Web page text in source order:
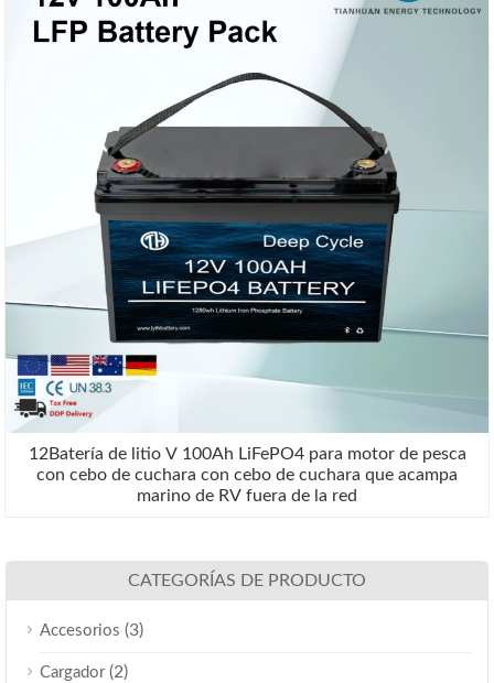
12Batería de litio V 100Ah LiFePO4 para motor de pesca
con cebo de cuchara con cebo de cuchara que acampa
marino de RV fuera de la red
CATEGORÍAS DE PRODUCTO
Accesorios (3)
Cargador(2)